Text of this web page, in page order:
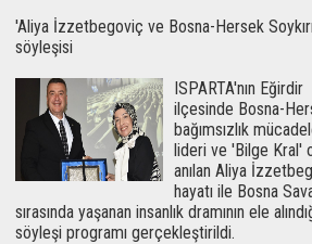
'Aliya İzzetbegoviç ve Bosna-Hersek
söyleşisi
ISPARTA'nın Eğirdir
ilçesinde Bosna-
bağımsızlık
lideri ve 'Bilge Kral'
anılan Aliya
hayatı ile Bosna
sırasında yaşanan insanlık dramının ele
söyleşi programı gerçekleştirildi.